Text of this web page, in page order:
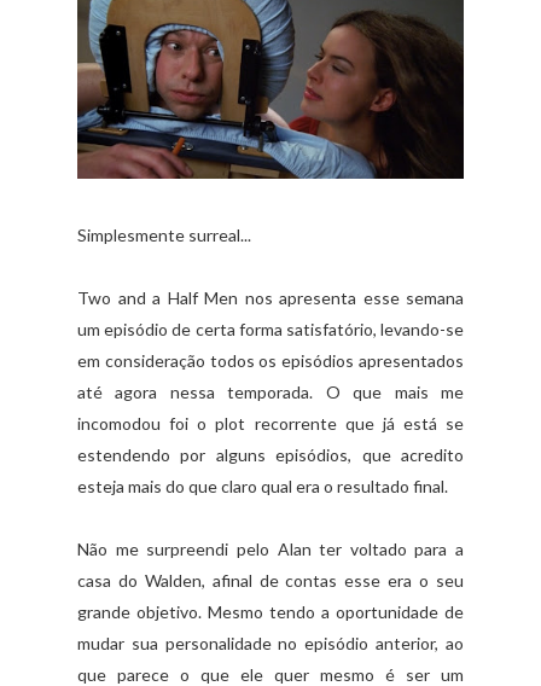
Simplesmente surreal...
Two and a Half Men nos apresenta esse semana
um episódio de certa forma satisfatório, levando-se
em consideração todos os episódios apresentados
até agora nessa temporada. O que mais me
incomodou foi o plot recorrente que já está se
estendendo por alguns episódios, que acredito
esteja mais do que claro qual era o resultado final.
Não me surpreendi pelo Alan ter voltado para a
casa do Walden, afinal de contas esse era o seu
grande objetivo. Mesmo tendo a oportunidade de
mudar sua personalidade no episódio anterior, ao
que parece o que ele quer mesmo é ser um